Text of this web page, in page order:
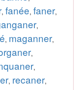
, fanée, faner,
,
, maganner,
,
,
, recaner,